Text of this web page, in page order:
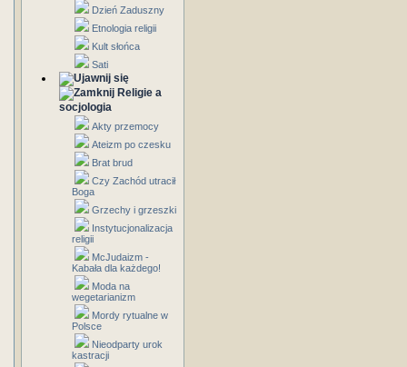
Dzień Zaduszny
Etnologia religii
Kult słońca
Sati
Religie a
socjologia
Akty przemocy
Ateizm po czesku
Brat brud
Czy Zachód utracił
Boga
Grzechy i grzeszki
Instytucjonalizacja
religii
McJudaizm -
Kabała dla każdego!
Moda na
wegetarianizm
Mordy rytualne w
Polsce
Nieodparty urok
kastracji